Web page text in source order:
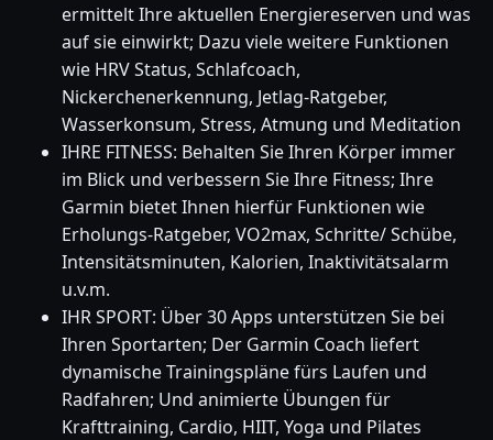
ermittelt Ihre aktuellen Energiereserven und was
auf sie einwirkt; Dazu viele weitere Funktionen
wie HRV Status, Schlafcoach,
Nickerchenerkennung, Jetlag-Ratgeber,
Wasserkonsum, Stress, Atmung und Meditation
IHRE FITNESS: Behalten Sie Ihren Körper immer
im Blick und verbessern Sie Ihre Fitness; Ihre
Garmin bietet Ihnen hierfür Funktionen wie
Erholungs-Ratgeber, VO2max, Schritte/ Schübe,
Intensitätsminuten, Kalorien, Inaktivitätsalarm
u.v.m.
IHR SPORT: Über 30 Apps unterstützen Sie bei
Ihren Sportarten; Der Garmin Coach liefert
dynamische Trainingspläne fürs Laufen und
Radfahren; Und animierte Übungen für
Krafttraining, Cardio, HIIT, Yoga und Pilates